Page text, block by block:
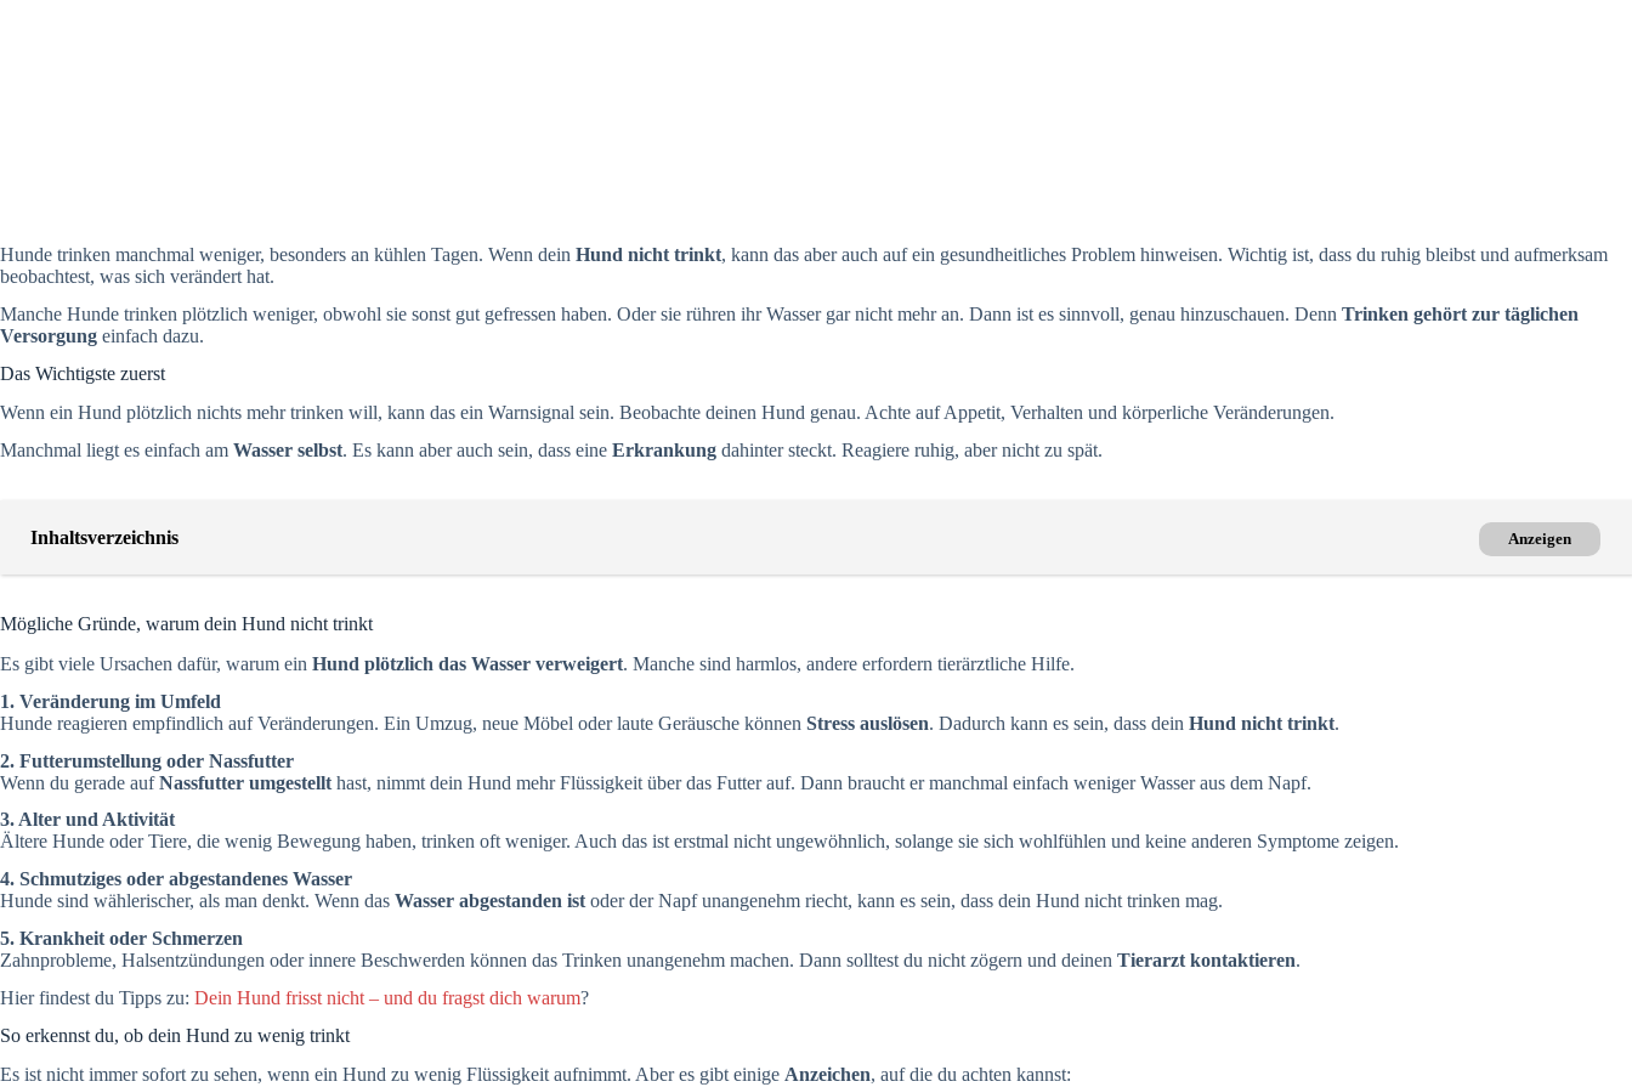
Hunde trinken manchmal weniger, besonders an kühlen Tagen. Wenn dein Hund nicht trinkt, kann das aber auch auf ein gesundheitliches Problem hinweisen. Wichtig ist, dass du ruhig bleibst und aufmerksam
beobachtest, was sich verändert hat.
Manche Hunde trinken plötzlich weniger, obwohl sie sonst gut gefressen haben. Oder sie rühren ihr Wasser gar nicht mehr an. Dann ist es sinnvoll, genau hinzuschauen. Denn Trinken gehört zur täglichen
Versorgung einfach dazu.
Das Wichtigste zuerst
Wenn ein Hund plötzlich nichts mehr trinken will, kann das ein Warnsignal sein. Beobachte deinen Hund genau. Achte auf Appetit, Verhalten und körperliche Veränderungen.
Manchmal liegt es einfach am Wasser selbst. Es kann aber auch sein, dass eine Erkrankung dahinter steckt. Reagiere ruhig, aber nicht zu spät.
Inhaltsverzeichnis Anzeigen
Mögliche Gründe, warum dein Hund nicht trinkt
Es gibt viele Ursachen dafür, warum ein Hund plötzlich das Wasser verweigert. Manche sind harmlos, andere erfordern tierärztliche Hilfe.
1. Veränderung im Umfeld
Hunde reagieren empfindlich auf Veränderungen. Ein Umzug, neue Möbel oder laute Geräusche können Stress auslösen. Dadurch kann es sein, dass dein Hund nicht trinkt.
2. Futterumstellung oder Nassfutter
Wenn du gerade aufNassfutter umgestellt hast, nimmt dein Hund mehr Flüssigkeit über das Futter auf. Dann braucht er manchmal einfach weniger Wasser aus dem Napf.
3. Alter und Aktivität
Ältere Hunde oder Tiere, die wenig Bewegung haben, trinken oft weniger. Auch das ist erstmal nicht ungewöhnlich, solange sie sich wohlfühlen und keine anderen Symptome zeigen.
4. Schmutziges oder abgestandenes Wasser
Hunde sind wählerischer, als man denkt. Wenn das Wasser abgestanden ist oder der Napf unangenehm riecht, kann es sein, dass dein Hund nicht trinken mag.
5. Krankheit oder Schmerzen
Zahnprobleme, Halsentzündungen oder innere Beschwerden können das Trinken unangenehm machen. Dann solltest du nicht zögern und deinen Tierarzt kontaktieren.
Hier findest du Tipps zu: Dein Hund frisst nicht – und du fragst dich warum?
So erkennst du, ob dein Hund zu wenig trinkt
Es ist nicht immer sofort zu sehen, wenn ein Hund zu wenig Flüssigkeit aufnimmt. Aber es gibt einige Anzeichen, auf die du achten kannst: